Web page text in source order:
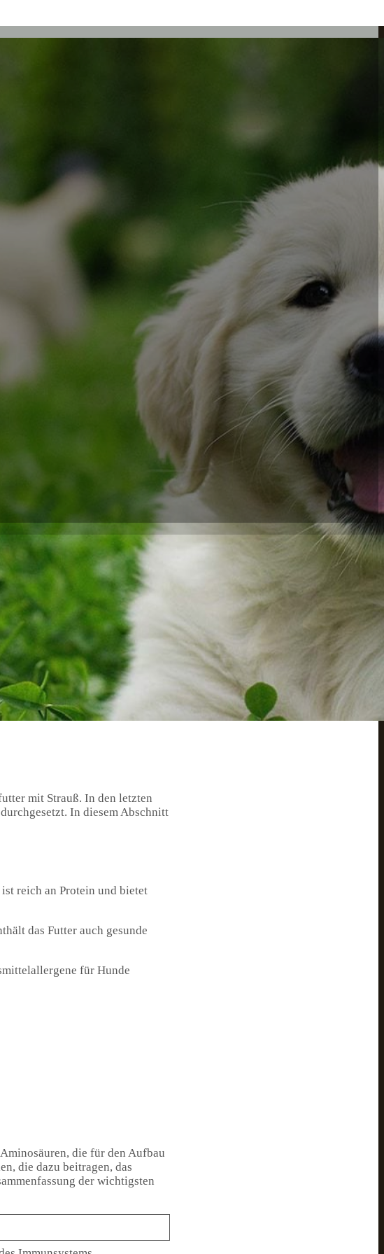
das beste Futter für
für das Wohlbefinden
meine Erfahrungen und
leicht verdaulich und
kann Straußenfleisch eine
Alternative zu
verringern, indem es eine
mit Strauß. In den letzten
In diesem Abschnitt
reich an Protein und bietet
das Futter auch gesunde
für Hunde
die für den Aufbau
die dazu beitragen, das
der wichtigsten